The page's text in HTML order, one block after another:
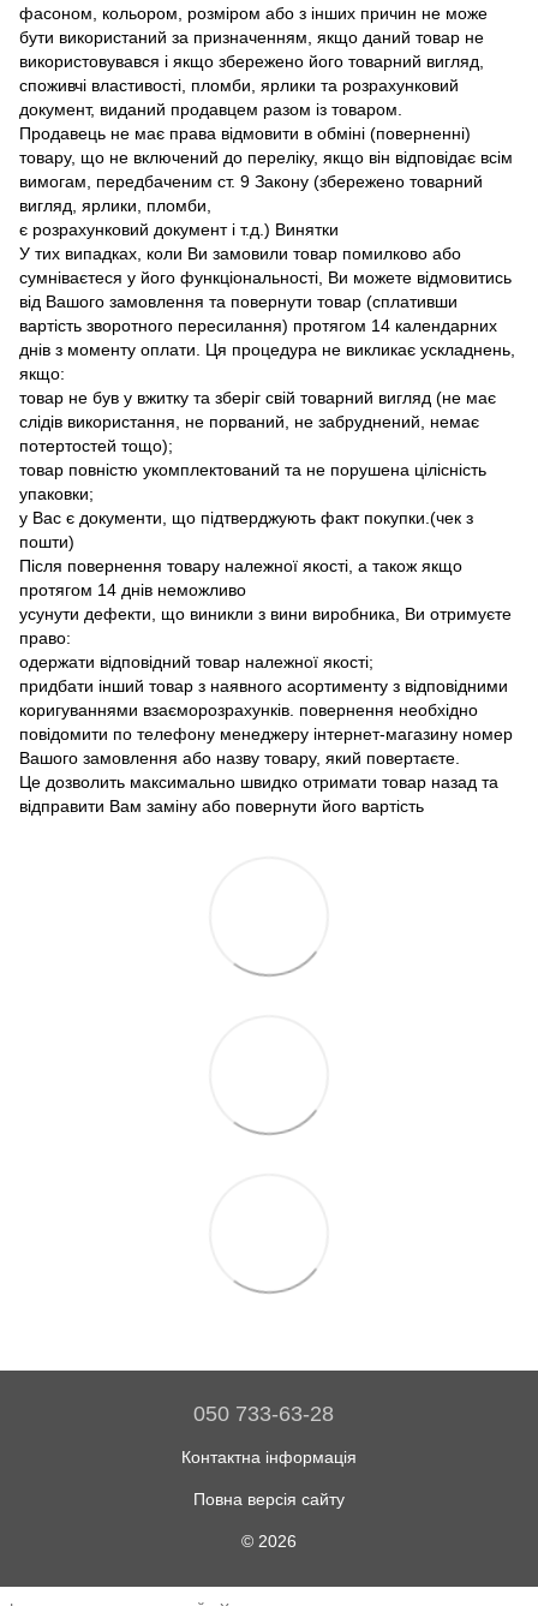
фасоном, кольором, розміром або з інших причин не може
бути використаний за призначенням, якщо даний товар не
використовувався і якщо збережено його товарний вигляд,
споживчі властивості, пломби, ярлики та розрахунковий
документ, виданий продавцем разом із товаром.
Продавець не має права відмовити в обміні (поверненні)
товару, що не включений до переліку, якщо він відповідає всім
вимогам, передбаченим ст. 9 Закону (збережено товарний
вигляд, ярлики, пломби,
є розрахунковий документ і т.д.) Винятки
У тих випадках, коли Ви замовили товар помилково або
сумніваєтеся у його функціональності, Ви можете відмовитись
від Вашого замовлення та повернути товар (сплативши
вартість зворотного пересилання) протягом 14 календарних
днів з моменту оплати. Ця процедура не викликає ускладнень,
якщо:
товар не був у вжитку та зберіг свій товарний вигляд (не має
слідів використання, не порваний, не забруднений, немає
потертостей тощо);
товар повністю укомплектований та не порушена цілісність
упаковки;
у Вас є документи, що підтверджують факт покупки.(чек з
пошти)
Після повернення товару належної якості, а також якщо
протягом 14 днів неможливо
усунути дефекти, що виникли з вини виробника, Ви отримуєте
право:
одержати відповідний товар належної якості;
придбати інший товар з наявного асортименту з відповідними
коригуваннями взаєморозрахунків. повернення необхідно
повідомити по телефону менеджеру інтернет-магазину номер
Вашого замовлення або назву товару, який повертаєте.
Це дозволить максимально швидко отримати товар назад та
відправити Вам заміну або повернути його вартість
050 733-63-28
Контактна інформація
Повна версія сайту
© 2026